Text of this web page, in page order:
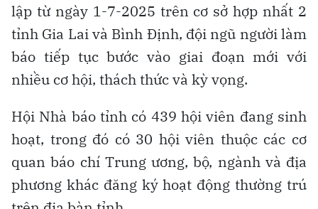
lập từ ngày 1-7-2025 trên cơ sở hợp nhất 2
tỉnh Gia Lai và Bình Định, đội ngũ người làm
báo tiếp tục bước vào giai đoạn mới với
nhiều cơ hội, thách thức và kỳ vọng.
Hội Nhà báo tỉnh có 439 hội viên đang sinh
hoạt, trong đó có 30 hội viên thuộc các cơ
quan báo chí Trung ương, bộ, ngành và địa
phương khác đăng ký hoạt động thường trú